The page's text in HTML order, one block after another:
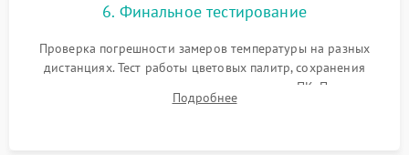
6. Финальное тестирование
Проверка погрешности замеров температуры на разных
дистанциях. Тест работы цветовых палитр, сохранения
термограмм в память и передачи данных на ПК. Проверка
автономности работы и итоговый контроль качества.
Подробнее